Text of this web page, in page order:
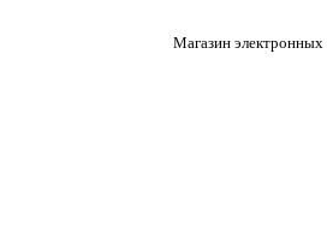
Магазин электронных